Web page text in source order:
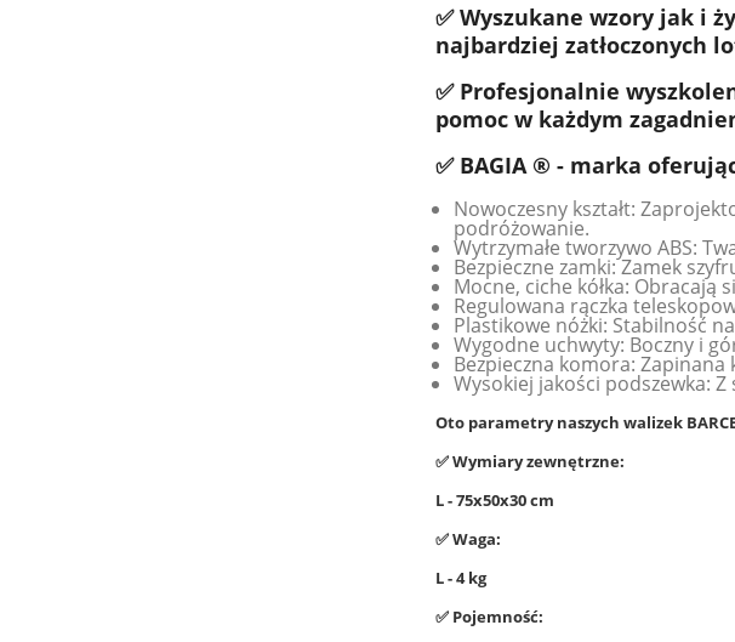
✅ Wyszukane wzory jak i
najbardziej zatłoczonych
✅ Profesjonalnie
pomoc w każdym
✅ BAGIA ® - marka
Nowoczesny kształt:
podróżowanie.
Wytrzymałe tworzywo ABS:
Bezpieczne zamki: Zamek
Mocne, ciche kółka: Obracają
Regulowana rączka
Plastikowe nóżki: Stabilność
Wygodne uchwyty: Boczny i
Bezpieczna komora:
Wysokiej jakości podszewka:
Oto parametry naszych walizek
✅ Wymiary zewnętrzne:
L - 75x50x30 cm
✅ Waga:
L - 4 kg
✅ Pojemność: